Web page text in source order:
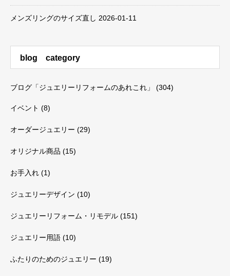
メンズリングのサイズ直し 2026-01-11
blog category
ブログ「ジュエリーリフォームのあれこれ」 (304)
イベント (8)
オーダージュエリー (29)
オリジナル商品 (15)
お手入れ (1)
ジュエリーデザイン (10)
ジュエリーリフォーム・リモデル (151)
ジュエリー用語 (10)
ふたりのためのジュエリー (19)